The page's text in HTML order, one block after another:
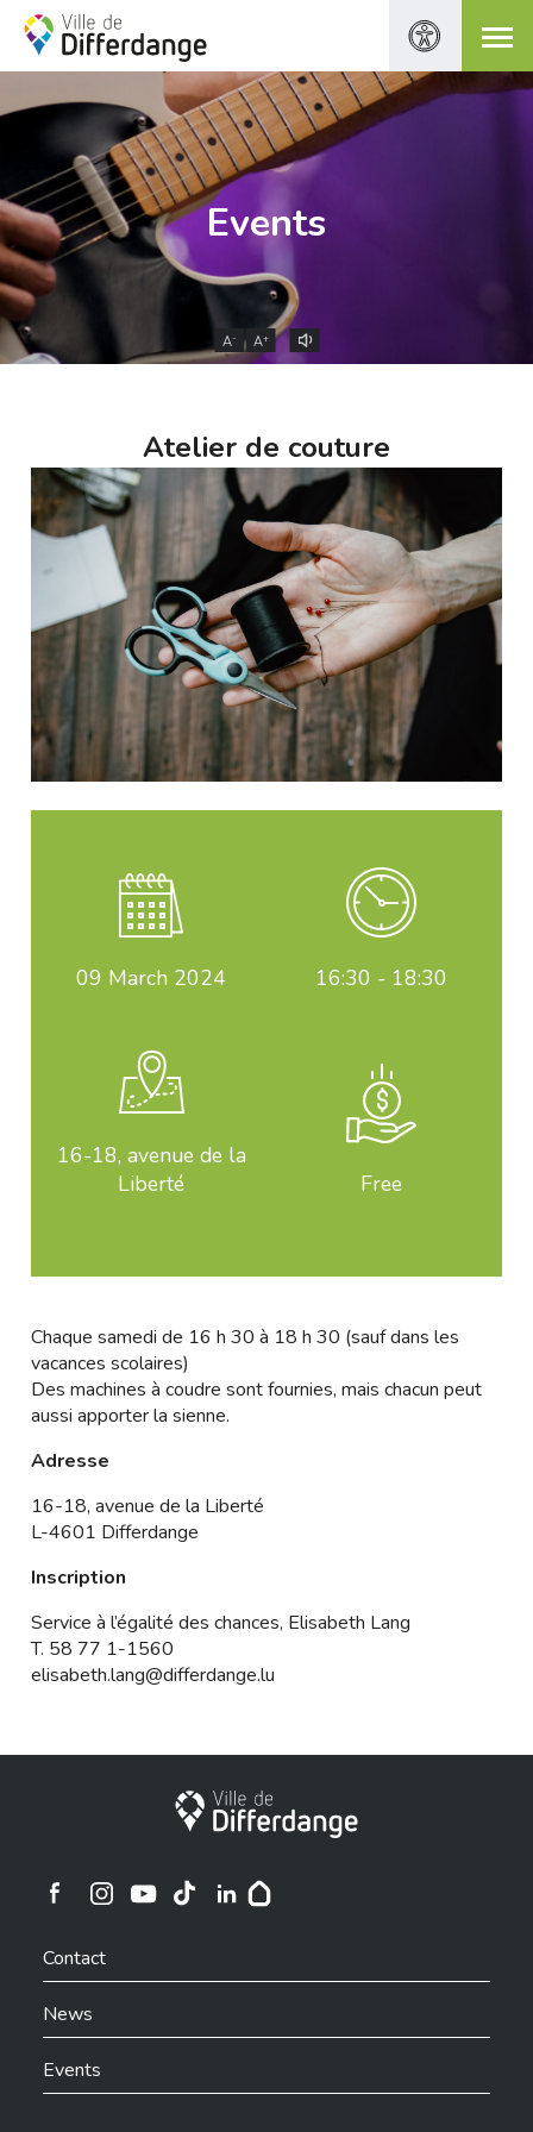
Events
A- A+
Atelier de couture
09 March 2024 16:30 - 18:30
16-18, avenue de la
Liberté
Free
Chaque samedi de 16 h 30 à 18 h 30 (sauf dans les
vacances scolaires)
Des machines à coudre sont fournies, mais chacun peut
aussi apporter la sienne.
Adresse
16-18, avenue de la Liberté
L-4601 Differdange
Inscription
Service à l’égalité des chances, Elisabeth Lang
T. 58 77 1-1560
elisabeth.lang@differdange.lu
City of Differdange
Ville de Differdange sur Instagram
Contact
News
Events